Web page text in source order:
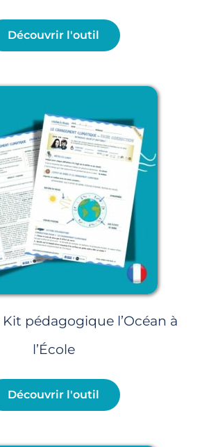
Découvrir l'outil
Kit pédagogique l’Océan à
l’École
Découvrir l'outil